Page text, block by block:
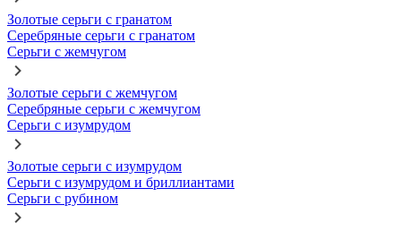
Золотые серьги с гранатом
Серебряные серьги с гранатом
Серьги с жемчугом
Золотые серьги с жемчугом
Серебряные серьги с жемчугом
Серьги с изумрудом
Золотые серьги с изумрудом
Серьги с изумрудом и бриллиантами
Серьги с рубином